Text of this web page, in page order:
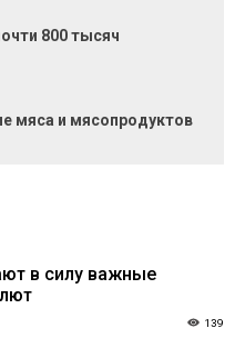
800 тысяч
мяса и мясопродуктов
в силу важные
139